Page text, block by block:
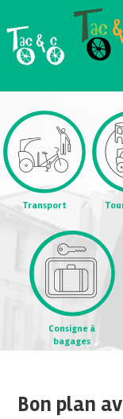
Transport
Consigne à
bagages
Bon plan